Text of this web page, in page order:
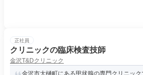
正社員
クリニックの臨床検査技師
金沢T&Dクリニック
金沢市大樋町にある甲状腺の専門クリニッ